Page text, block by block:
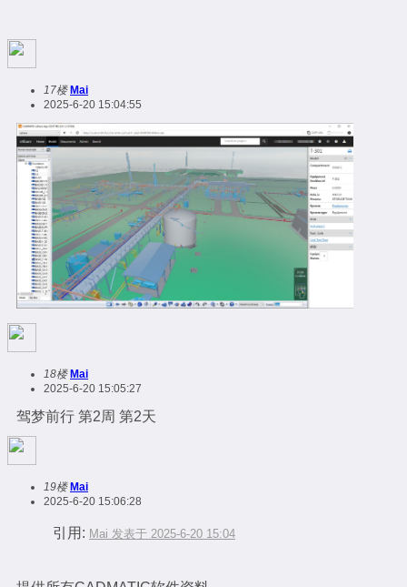
17楼 Mai
2025-6-20 15:04:55
18楼 Mai
2025-6-20 15:05:27
驾梦前行 第2周 第2天
19楼 Mai
2025-6-20 15:06:28
引用: Mai 发表于 2025-6-20 15:04